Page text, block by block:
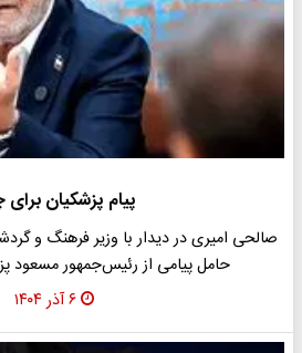
پیام پزشکیان
صالحی امیری در دیدار با وزیر فرهنگ و
حامل پیامی از رئیس‌جمهور مسعود
۶ آذر ۱۴۰۴